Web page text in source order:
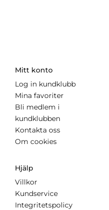
Mitt konto
Log in kundklubb
Mina favoriter
Bli medlem i
kundklubben
Kontakta oss
Om cookies
Hjälp
Villkor
Kundservice
Integritetspolicy